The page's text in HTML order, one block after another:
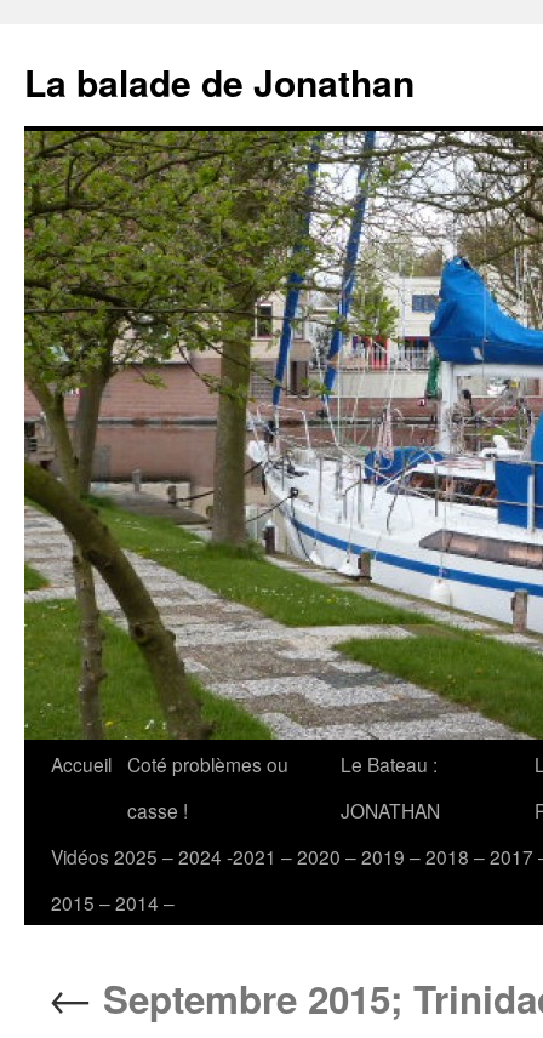
contenu
La balade de Jonathan
Accueil Coté problèmes ou
casse !
Le Bateau :
JONATHAN
Vidéos 2025 – 2024 -2021 – 2020 – 2019 – 2018 – 2017
2015 – 2014 –
← Septembre 2015;